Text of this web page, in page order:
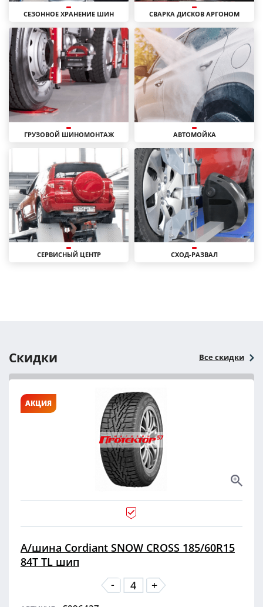
СЕЗОННОЕ ХРАНЕНИЕ ШИН СВАРКА ДИСКОВ АРГОНОМ
ГРУЗОВОЙ ШИНОМОНТАЖ АВТОМОЙКА
СЕРВИСНЫЙ ЦЕНТР СХОД-РАЗВАЛ
Скидки Все скидки
АКЦИЯ
А/шина Cordiant SNOW CROSS 185/60R15
84T TL шип
-
+